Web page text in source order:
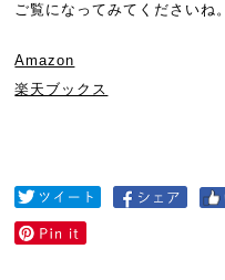
ご覧になってみてくださいね。
Amazon
楽天ブックス